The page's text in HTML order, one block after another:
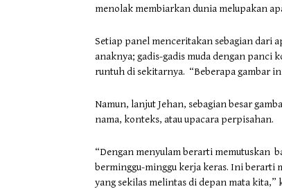
menolak membiarkan dunia melupakan
Setiap panel menceritakan sebagian dari
anaknya; gadis-gadis muda dengan panci
runtuh di sekitarnya. “Beberapa gambar
Namun, lanjut Jehan, sebagian besar
nama, konteks, atau upacara perpisahan.
“Dengan menyulam berarti memutuskan
berminggu-minggu kerja keras. Ini berarti
yang sekilas melintas di depan mata kita,”